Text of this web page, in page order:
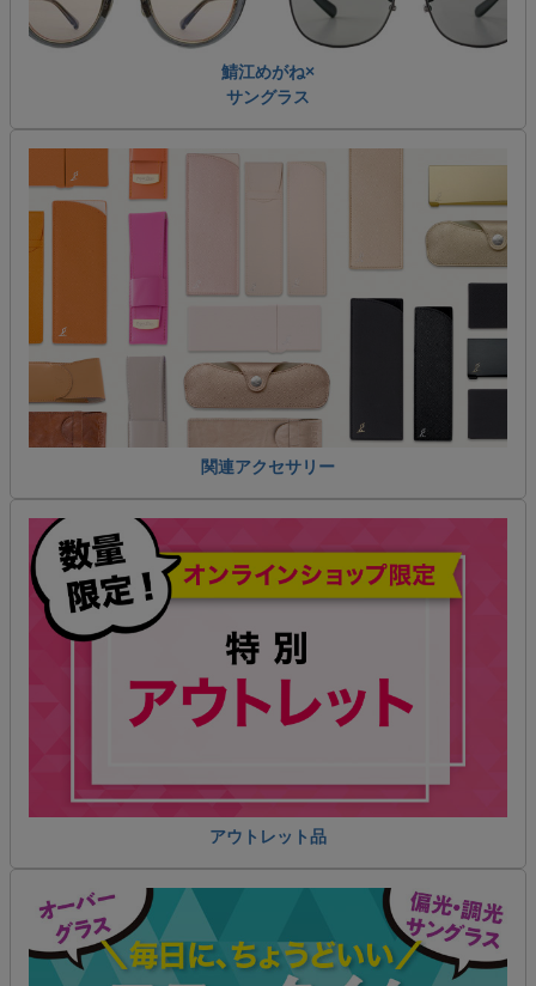
鯖江めがね×
サングラス
関連アクセサリー
アウトレット品